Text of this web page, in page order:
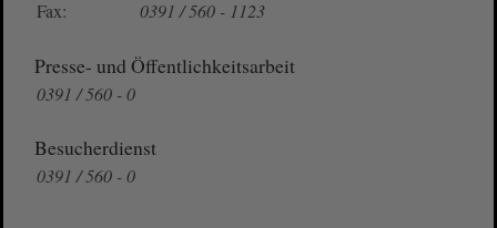
Fax:
0391 / 560 - 1123
Presse- und Öffentlichkeitsarbeit
0391 / 560 - 0
Besucherdienst
0391 / 560 - 0